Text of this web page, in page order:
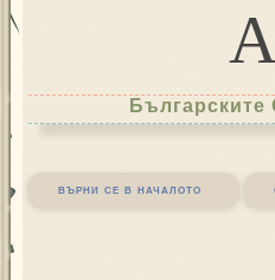
върни се в началото